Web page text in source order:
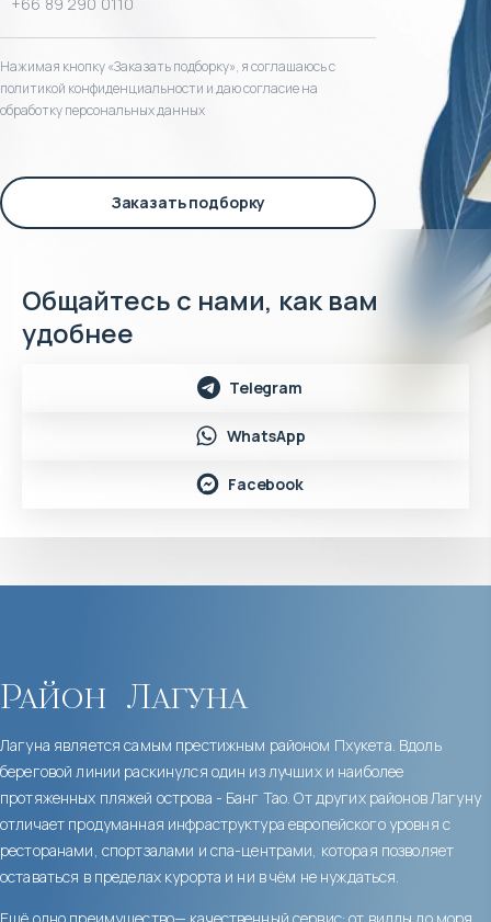
Нажимая кнопку «Заказать подборку», я соглашаюсь с
политикой конфиденциальности и даю согласие на
обработку персональных данных
Заказать подборку
Общайтесь с нами, как вам
удобнее
Telegram
WhatsApp
Facebook
Район Лагуна
Лагуна является самым престижным районом Пхукета. Вдоль
береговой линии раскинулся один из лучших и наиболее
протяженных пляжей острова - Банг Тао. От других районов Лагуну
отличает продуманная инфраструктура европейского уровня с
ресторанами, спортзалами и спа-центрами, которая позволяет
оставаться в пределах курорта и ни в чём не нуждаться.